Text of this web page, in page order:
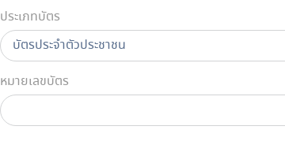
ประเภทบัตร
หมายเลขบัตร